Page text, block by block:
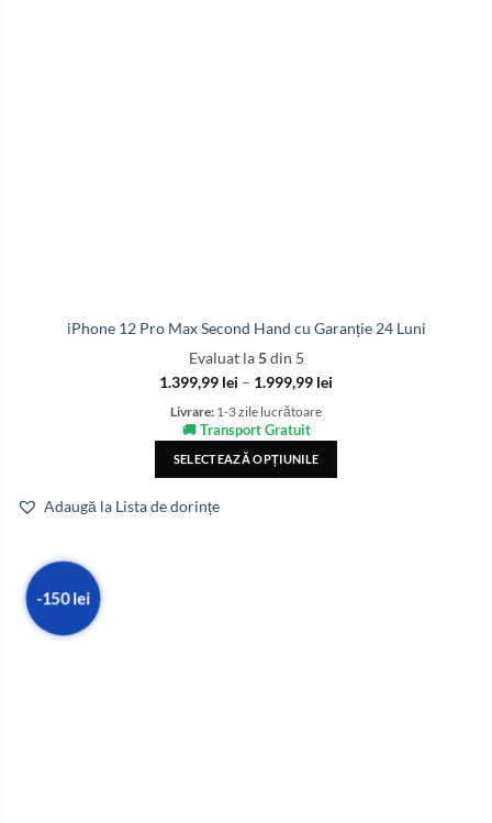
iPhone 12 Pro Max Second Hand cu Garanție 24 Luni
Evaluat la5din 5
1.399,99 lei – 1.999,99 lei
Livrare: 1-3 zile lucrătoare
🚚 Transport Gratuit
SELECTEAZĂ OPȚIUNILE
Adaugă la Lista de dorințe
-150 lei